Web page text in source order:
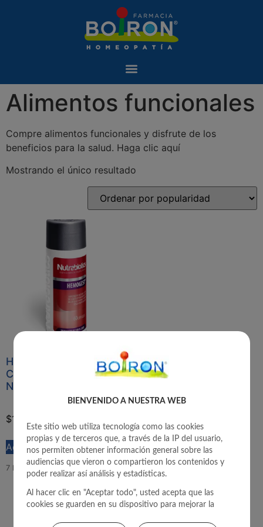
Alimentos funcionales
Compre alimentos funcionales y disfrute de los
beneficios para la salud. Haga clic aquí
Mostrando el único resultado
HEMOGEST 60
CAPSULAS
NUTRABIOTICS
$124.950
Add to cart
7 left in stock!
BIENVENIDO A NUESTRA WEB
Este sitio web utiliza tecnología como las cookies
propias y de terceros que, a través de la IP del usuario,
nos permiten obtener información general sobre las
audiencias que vieron o compartieron los contenidos y
poder realizar así análisis y estadísticas.
Al hacer clic en "Aceptar todo", usted acepta que las
cookies se guarden en su dispositivo para mejorar la